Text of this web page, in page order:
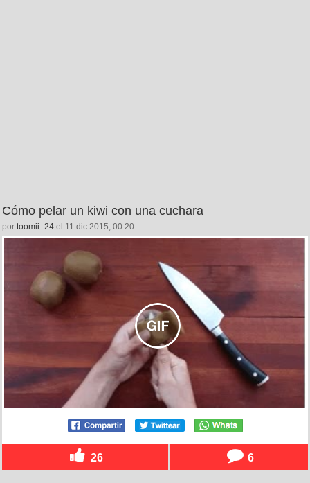
Cómo pelar un kiwi con una cuchara
por toomii_24 el 11 dic 2015, 00:20
26 6